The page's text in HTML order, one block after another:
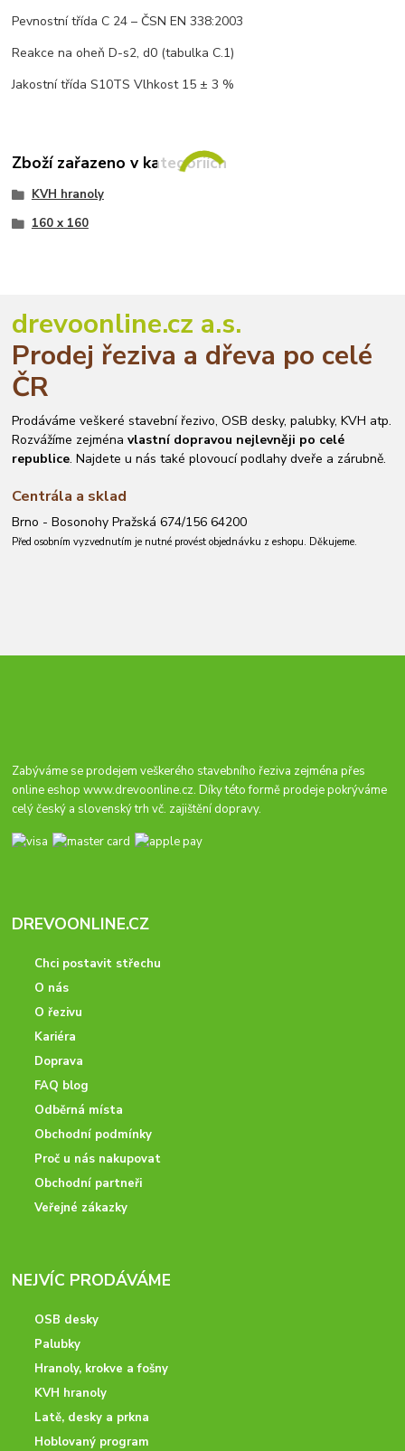
Pevnostní třída C 24 – ČSN EN 338:2003
Reakce na oheň D-s2, d0 (tabulka C.1)
Jakostní třída S10TS Vlhkost 15 ± 3 %
Zboží zařazeno v kategoriích
KVH hranoly
160 x 160
drevoonline.cz a.s.
Prodej řeziva a dřeva po celé
ČR
Prodáváme veškeré stavební řezivo, OSB desky, palubky, KVH atp.
Rozvážíme zejménavlastní dopravou nejlevněji po celé
republice. Najdete u nás také plovoucí podlahy dveře a zárubně.
Centrála a sklad
Brno - Bosonohy Pražská 674/156 64200
Před osobním vyzvednutím je nutné provést objednávku z eshopu. Děkujeme.
Zabýváme se prodejem veškerého stavebního řeziva zejména přes
online eshopwww.drevoonline.cz. Díky této formě prodeje pokrýváme
celý český a slovenský trh vč. zajištění dopravy.
DREVOONLINE.CZ
Chci postavit střechu
O nás
O řezivu
Kariéra
Doprava
FAQ blog
Odběrná místa
Obchodní podmínky
Proč u nás nakupovat
Obchodní partneři
Veřejné zákazky
NEJVÍC PRODÁVÁME
OSB desky
Palubky
Hranoly, krokve a fošny
KVH hranoly
Latě, desky a prkna
Hoblovaný program